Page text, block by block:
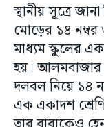
স্থানীয় সূত্রে
মোড়ের ১৪ নম্বর
মাধ্যম স্কুলের
হয়। আলমবাজার
দলবল নিয়ে ১৪
এক একাদশ